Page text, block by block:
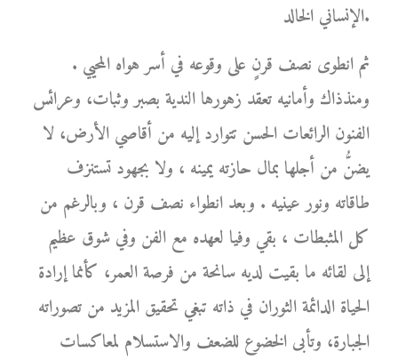
الإنساني الخالد.
ثم انطوى نصف قرنٍ على وقوعه في أسر هواه المحيي .
ومنذذاك وأمانيه تعقد زهورها الندية بصبر وثبات، وعرائس
الفنون الرائعات الحسن تتوارد إليه من أقاصي الأرض، لا
يضنُّ من أجلها بمال حازته يمينه ، ولا بجهود تستنزف
طاقاته ونور عينيه . وبعد انطواء نصف قرن ، وبالرغم من
كل المثبطات ، بقي وفيا لعهده مع الفن وفي شوق عظيم
إلى لقائه ما بقيت لديه سانحة من فرصة العمر، كأنما إرادة
الحياة الدائمة الثوران في ذاته تبغي تحقيق المزيد من تصوراته
الجبارة، وتأبى الخضوع للضعف والاستسلام لمعاكسات